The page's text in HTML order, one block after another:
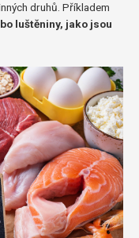
druhů. Příkladem
luštěniny, jako jsou